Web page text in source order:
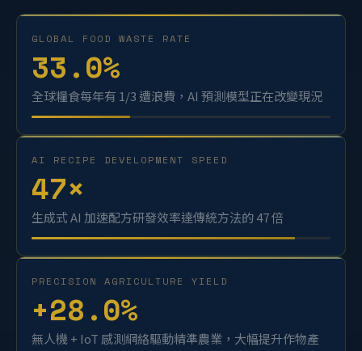
GLOBAL FOOD WASTE RATE
33.0%
全球糧食每年有 1/3 遭浪費，AI 預測模型正在改變現況
AI RECIPE DEVELOPMENT SPEED
47×
生成式 AI 加速配方研發效率達傳統方法的 47 倍
PRECISION AGRICULTURE YIELD
+28.0%
無人機 + IoT 感測網絡驅動精準農業，大幅提升作物產